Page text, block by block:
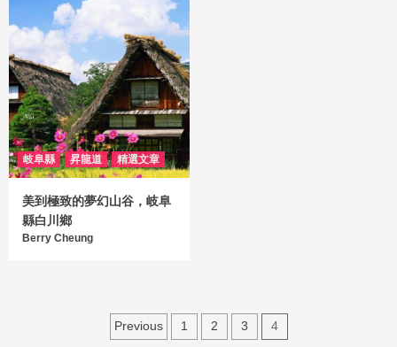
岐阜縣 昇龍道 精選文章
美到極致的夢幻山谷，岐阜
縣白川鄉
Berry Cheung
Previous 1 2 3 4